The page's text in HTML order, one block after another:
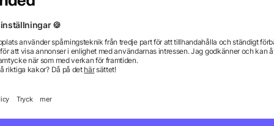
wireless headphone
Janice
reparerbara trådlösa
öronsnäckor